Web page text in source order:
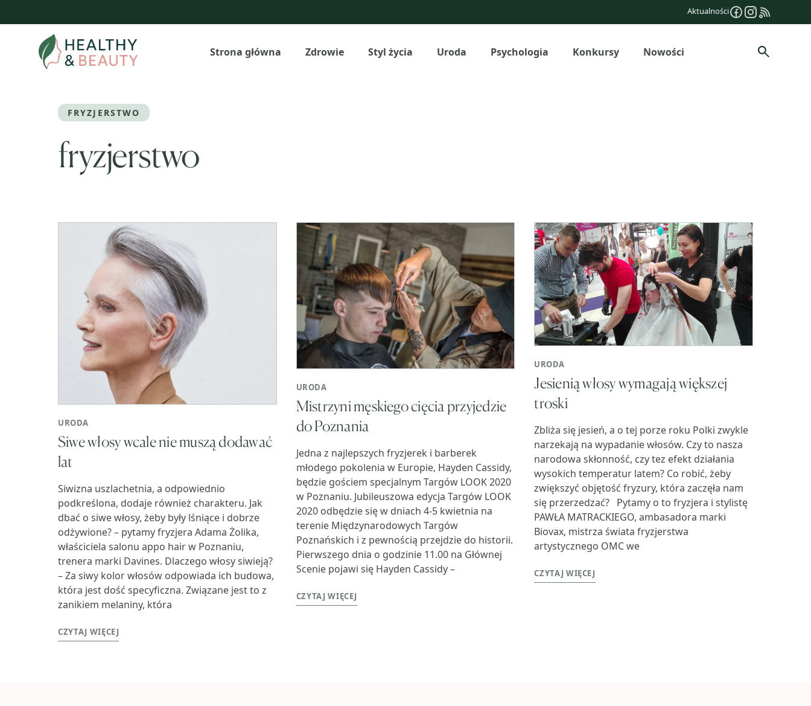
do
Aktualności
Strona główna Zdrowie Styl życia Uroda Psychologia Konkursy Nowości Szukaj
FRYZJERSTWO
fryzjerstwo
URODA
Siwe włosy wcale nie muszą dodawać
lat
Siwizna uszlachetnia, a odpowiednio
podkreślona, dodaje również charakteru. Jak
dbać o siwe włosy, żeby były lśniące i dobrze
odżywione? – pytamy fryzjera Adama Żolika,
właściciela salonu appo hair w Poznaniu,
trenera marki Davines. Dlaczego włosy siwieją?
– Za siwy kolor włosów odpowiada ich budowa,
która jest dość specyficzna. Związane jest to z
zanikiem melaniny, która
CZYTAJ WIĘCEJ
URODA
Mistrzyni męskiego cięcia przyjedzie
do Poznania
Jedna z najlepszych fryzjerek i barberek
młodego pokolenia w Europie, Hayden Cassidy,
będzie gościem specjalnym Targów LOOK 2020
w Poznaniu. Jubileuszowa edycja Targów LOOK
2020 odbędzie się w dniach 4-5 kwietnia na
terenie Międzynarodowych Targów
Poznańskich i z pewnością przejdzie do historii.
Pierwszego dnia o godzinie 11.00 na Głównej
Scenie pojawi się Hayden Cassidy –
CZYTAJ WIĘCEJ
URODA
Jesienią włosy wymagają większej
troski
Zbliża się jesień, a o tej porze roku Polki zwykle
narzekają na wypadanie włosów. Czy to nasza
narodowa skłonność, czy tez efekt działania
wysokich temperatur latem? Co robić, żeby
zwiększyć objętość fryzury, która zaczęła nam
się przerzedzać? Pytamy o to fryzjera i stylistę
PAWŁA MATRACKIEGO, ambasadora marki
Biovax, mistrza świata fryzjerstwa
artystycznego OMC we
CZYTAJ WIĘCEJ